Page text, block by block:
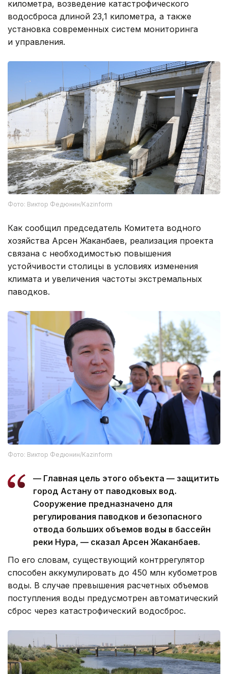
километра, возведение катастрофического
водосброса длиной 23,1 километра, а также
установка современных систем мониторинга
и управления.
Фото: Виктор Федюнин/Kazinform
Как сообщил председатель Комитета водного
хозяйства Арсен Жаканбаев, реализация проекта
связана с необходимостью повышения
устойчивости столицы в условиях изменения
климата и увеличения частоты экстремальных
паводков.
Фото: Виктор Федюнин/Kazinform
— Главная цель этого объекта — защитить
город Астану от паводковых вод.
Сооружение предназначено для
регулирования паводков и безопасного
отвода больших объемов воды в бассейн
реки Нура, — сказал Арсен Жаканбаев.
По его словам, существующий контррегулятор
способен аккумулировать до 450 млн кубометров
воды. В случае превышения расчетных объемов
поступления воды предусмотрен автоматический
сброс через катастрофический водосброс.